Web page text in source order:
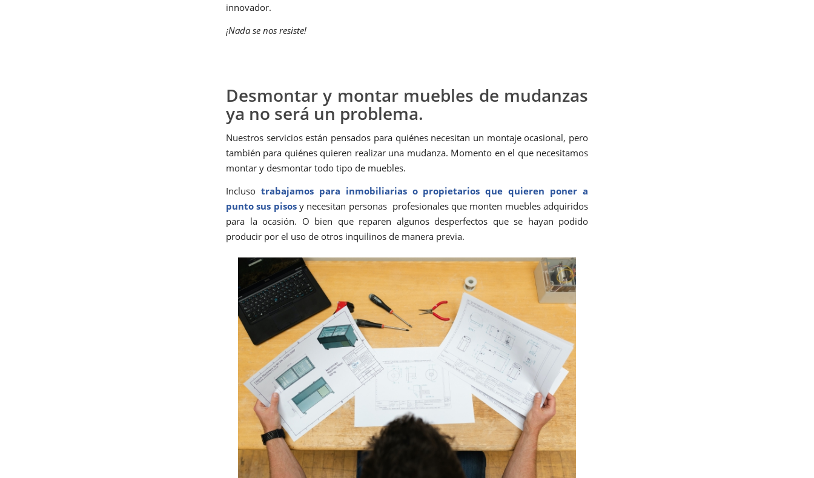
innovador.
¡Nada se nos resiste!
Desmontar y montar muebles de mudanzas
ya no será un problema.
Nuestros servicios están pensados para quiénes necesitan un montaje ocasional, pero
también para quiénes quieren realizar una mudanza. Momento en el que necesitamos
montar y desmontar todo tipo de muebles.
Incluso trabajamos para inmobiliarias o propietarios que quieren poner a
punto sus pisosy necesitan personas profesionales que monten muebles adquiridos
para la ocasión. O bien que reparen algunos desperfectos que se hayan podido
producir por el uso de otros inquilinos de manera previa.